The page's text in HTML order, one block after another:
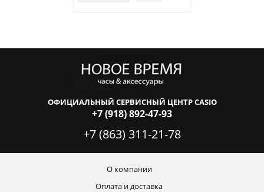
ОФИЦИАЛЬНЫЙ СЕРВИСНЫЙ ЦЕНТР CASIO
+7 (918) 892-47-93
+7 (863) 311-21-78
О компании
Оплата и доставка